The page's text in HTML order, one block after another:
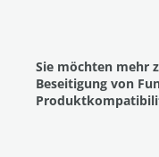
Sie möchten mehr
Beseitigung von